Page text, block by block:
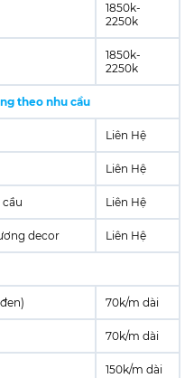
1850k-
2250k
1850k-
2250k
theo nhu cầu
Liên Hệ
Liên Hệ
Liên Hệ
decor Liên Hệ
70k/m dài
70k/m dài
150k/m dài